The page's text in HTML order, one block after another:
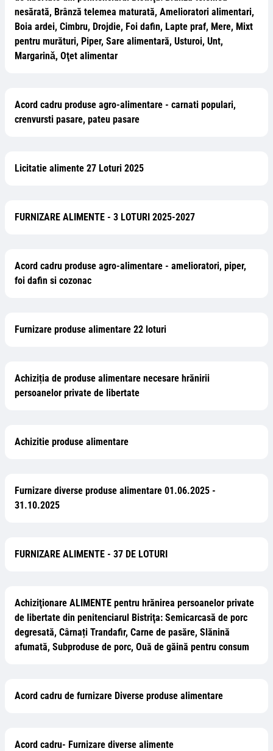
nesărată, Brânză telemea maturată, Amelioratori alimentari,
Boia ardei, Cimbru, Drojdie, Foi dafin, Lapte praf, Mere, Mixt
pentru murături, Piper, Sare alimentară, Usturoi, Unt,
Margarinǎ, Oţet alimentar
Acord cadru produse agro-alimentare - carnati populari,
crenvursti pasare, pateu pasare
Licitatie alimente 27 Loturi 2025
FURNIZARE ALIMENTE - 3 LOTURI 2025-2027
Acord cadru produse agro-alimentare - amelioratori, piper,
foi dafin si cozonac
Furnizare produse alimentare 22 loturi
Achiziția de produse alimentare necesare hrănirii
persoanelor private de libertate
Achizitie produse alimentare
Furnizare diverse produse alimentare 01.06.2025 -
31.10.2025
FURNIZARE ALIMENTE - 37 DE LOTURI
Achiziţionare ALIMENTE pentru hrănirea persoanelor private
de libertate din penitenciarul Bistriţa: Semicarcasă de porc
degresată, Cârnați Trandafir, Carne de pasăre, Slănină
afumată, Subproduse de porc, Ouă de găină pentru consum
Acord cadru de furnizare Diverse produse alimentare
Acord cadru- Furnizare diverse alimente